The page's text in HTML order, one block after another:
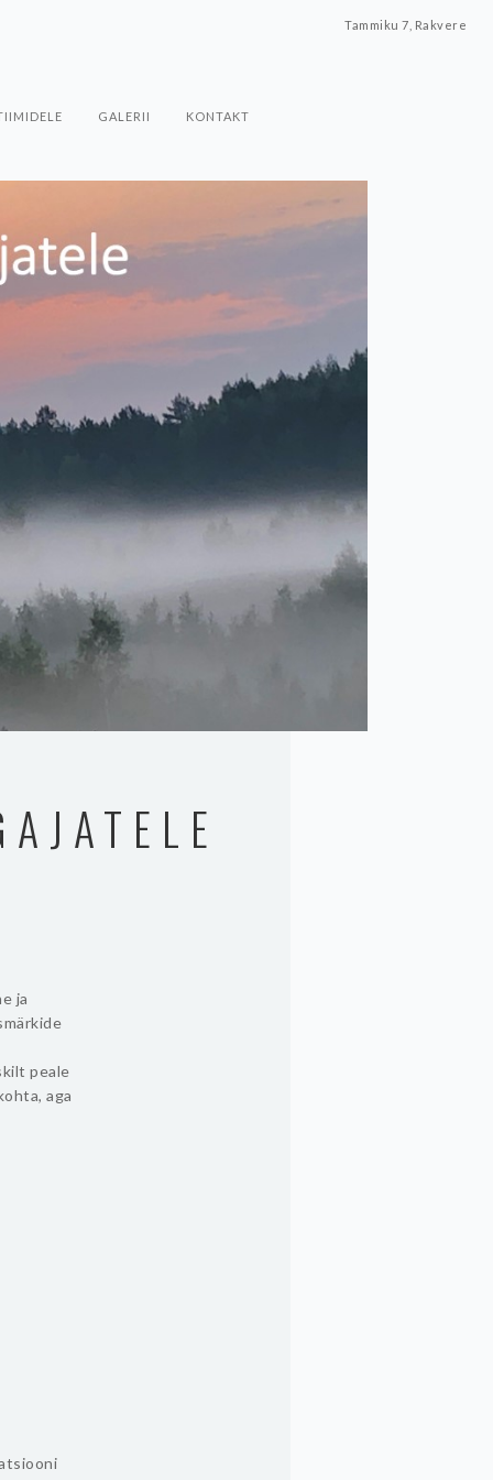
Tammiku 7, Rakvere
GALERII KONTAKT
ja
peale
aga